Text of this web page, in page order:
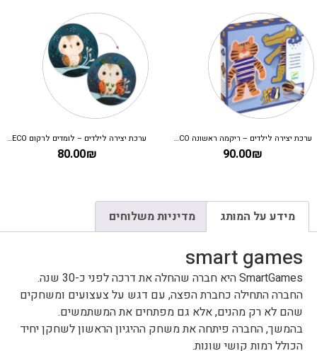
ערכת יצירה לילדים – ריקמה ראשונה DJECO
90.00₪
ערכת יצירה לילדים – לומדים לרקום DJECO
80.00₪
מידע על המותג מדיניות משלוחים
smart games
SmartGames היא חברה שהחלה את דרכה לפני כ-30 שנה.
החברה התחילה כחברת הפצה, עם דגש על צעצועים ומשחקים
שהם לא רק מהנים, אלא גם מפתחים את המשתמשים.
בהמשך, החברה פיתחה את משחק ההיגיון הראשון לשחקן יחיד
הכולל רמות קושי שונות.